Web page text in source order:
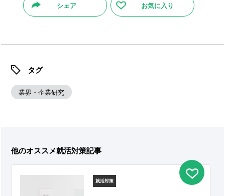
シェア お気に入り
タグ
業界・企業研究
他のオススメ就活対策記事
就活対策